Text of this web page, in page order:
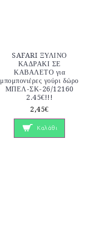
SAFARI ΞΥΛΙΝΟ
ΚΑΔΡΑΚΙ ΣΕ
ΚΑΒΑΛΕΤΟ για
μπομπονιέρες γούρι δώρο
ΜΠΕΛ-ΣΚ-26/12160
2.45€!!!
2,45€
Καλάθι